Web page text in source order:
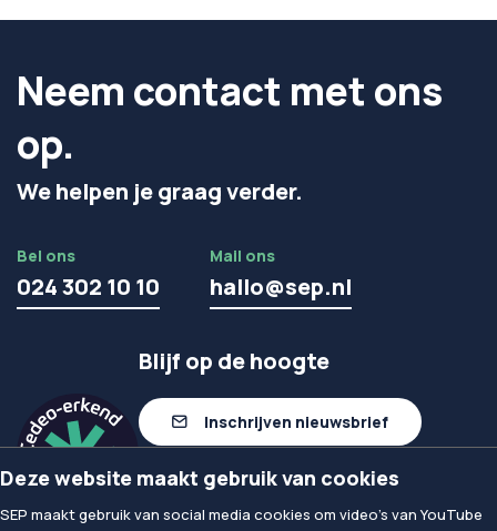
Neem contact met ons
op.
We helpen je graag verder.
Bel ons
024 302 10 10
Mail ons
hallo@sep.nl
Blijf op de hoogte
Inschrijven nieuwsbrief
Volg ons op linkedIn
Deze website maakt gebruik van cookies
SEP maakt gebruik van social media cookies om video's van YouTube